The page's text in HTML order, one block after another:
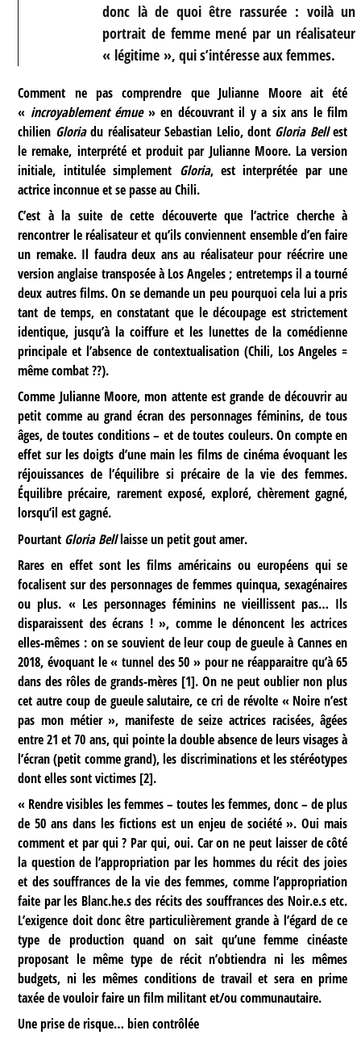
donc là de quoi être rassurée : voilà un
portrait de femme mené par un réalisateur
« légitime », qui s’intéresse aux femmes.
Comment ne pas comprendre que Julianne Moore ait été
« incroyablement émue» en découvrant il y a six ans le film
chilien Gloriadu réalisateur Sebastian Lelio, dont Gloria Bellest
le remake, interprété et produit par Julianne Moore. La version
initiale, intitulée simplement Gloria, est interprétée par une
actrice inconnue et se passe au Chili.
C’est à la suite de cette découverte que l’actrice cherche à
rencontrer le réalisateur et qu’ils conviennent ensemble d’en faire
un remake. Il faudra deux ans au réalisateur pour réécrire une
version anglaise transposée à Los Angeles ; entretemps il a tourné
deux autres films. On se demande un peu pourquoi cela lui a pris
tant de temps, en constatant que le découpage est strictement
identique, jusqu’à la coiffure et les lunettes de la comédienne
principale et l’absence de contextualisation (Chili, Los Angeles =
même combat ??).
Comme Julianne Moore, mon attente est grande de découvrir au
petit comme au grand écran des personnages féminins, de tous
âges, de toutes conditions – et de toutes couleurs. On compte en
effet sur les doigts d’une main les films de cinéma évoquant les
réjouissances de l’équilibre si précaire de la vie des femmes.
Équilibre précaire, rarement exposé, exploré, chèrement gagné,
lorsqu’il est gagné.
Pourtant Gloria Belllaisse un petit gout amer.
Rares en effet sont les films américains ou européens qui se
focalisent sur des personnages de femmes quinqua, sexagénaires
ou plus. « Les personnages féminins ne vieillissent pas… Ils
disparaissent des écrans ! », comme le dénoncent les actrices
elles-mêmes : on se souvient de leur coup de gueule à Cannes en
2018, évoquant le « tunnel des 50 » pour ne réapparaitre qu’à 65
dans des rôles de grands-mères [1]. On ne peut oublier non plus
cet autre coup de gueule salutaire, ce cri de révolte « Noire n’est
pas mon métier », manifeste de seize actrices racisées, âgées
entre 21 et 70 ans, qui pointe la double absence de leurs visages à
l’écran (petit comme grand), les discriminations et les stéréotypes
dont elles sont victimes [2].
« Rendre visibles les femmes – toutes les femmes, donc – de plus
de 50 ans dans les fictions est un enjeu de société ». Oui mais
comment et par qui ? Par qui, oui. Car on ne peut laisser de côté
la question de l’appropriation par les hommes du récit des joies
et des souffrances de la vie des femmes, comme l’appropriation
faite par les Blanc.he.s des récits des souffrances des Noir.e.s etc.
L’exigence doit donc être particulièrement grande à l’égard de ce
type de production quand on sait qu’une femme cinéaste
proposant le même type de récit n’obtiendra ni les mêmes
budgets, ni les mêmes conditions de travail et sera en prime
taxée de vouloir faire un film militant et/ou communautaire.
Une prise de risque… bien contrôlée